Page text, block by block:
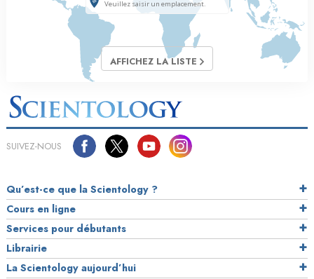
AFFICHEZ LA LISTE
SUIVEZ-NOUS
Qu’est-ce que la Scientology ?
Cours en ligne
Services pour débutants
Librairie
La Scientology aujourd’hui